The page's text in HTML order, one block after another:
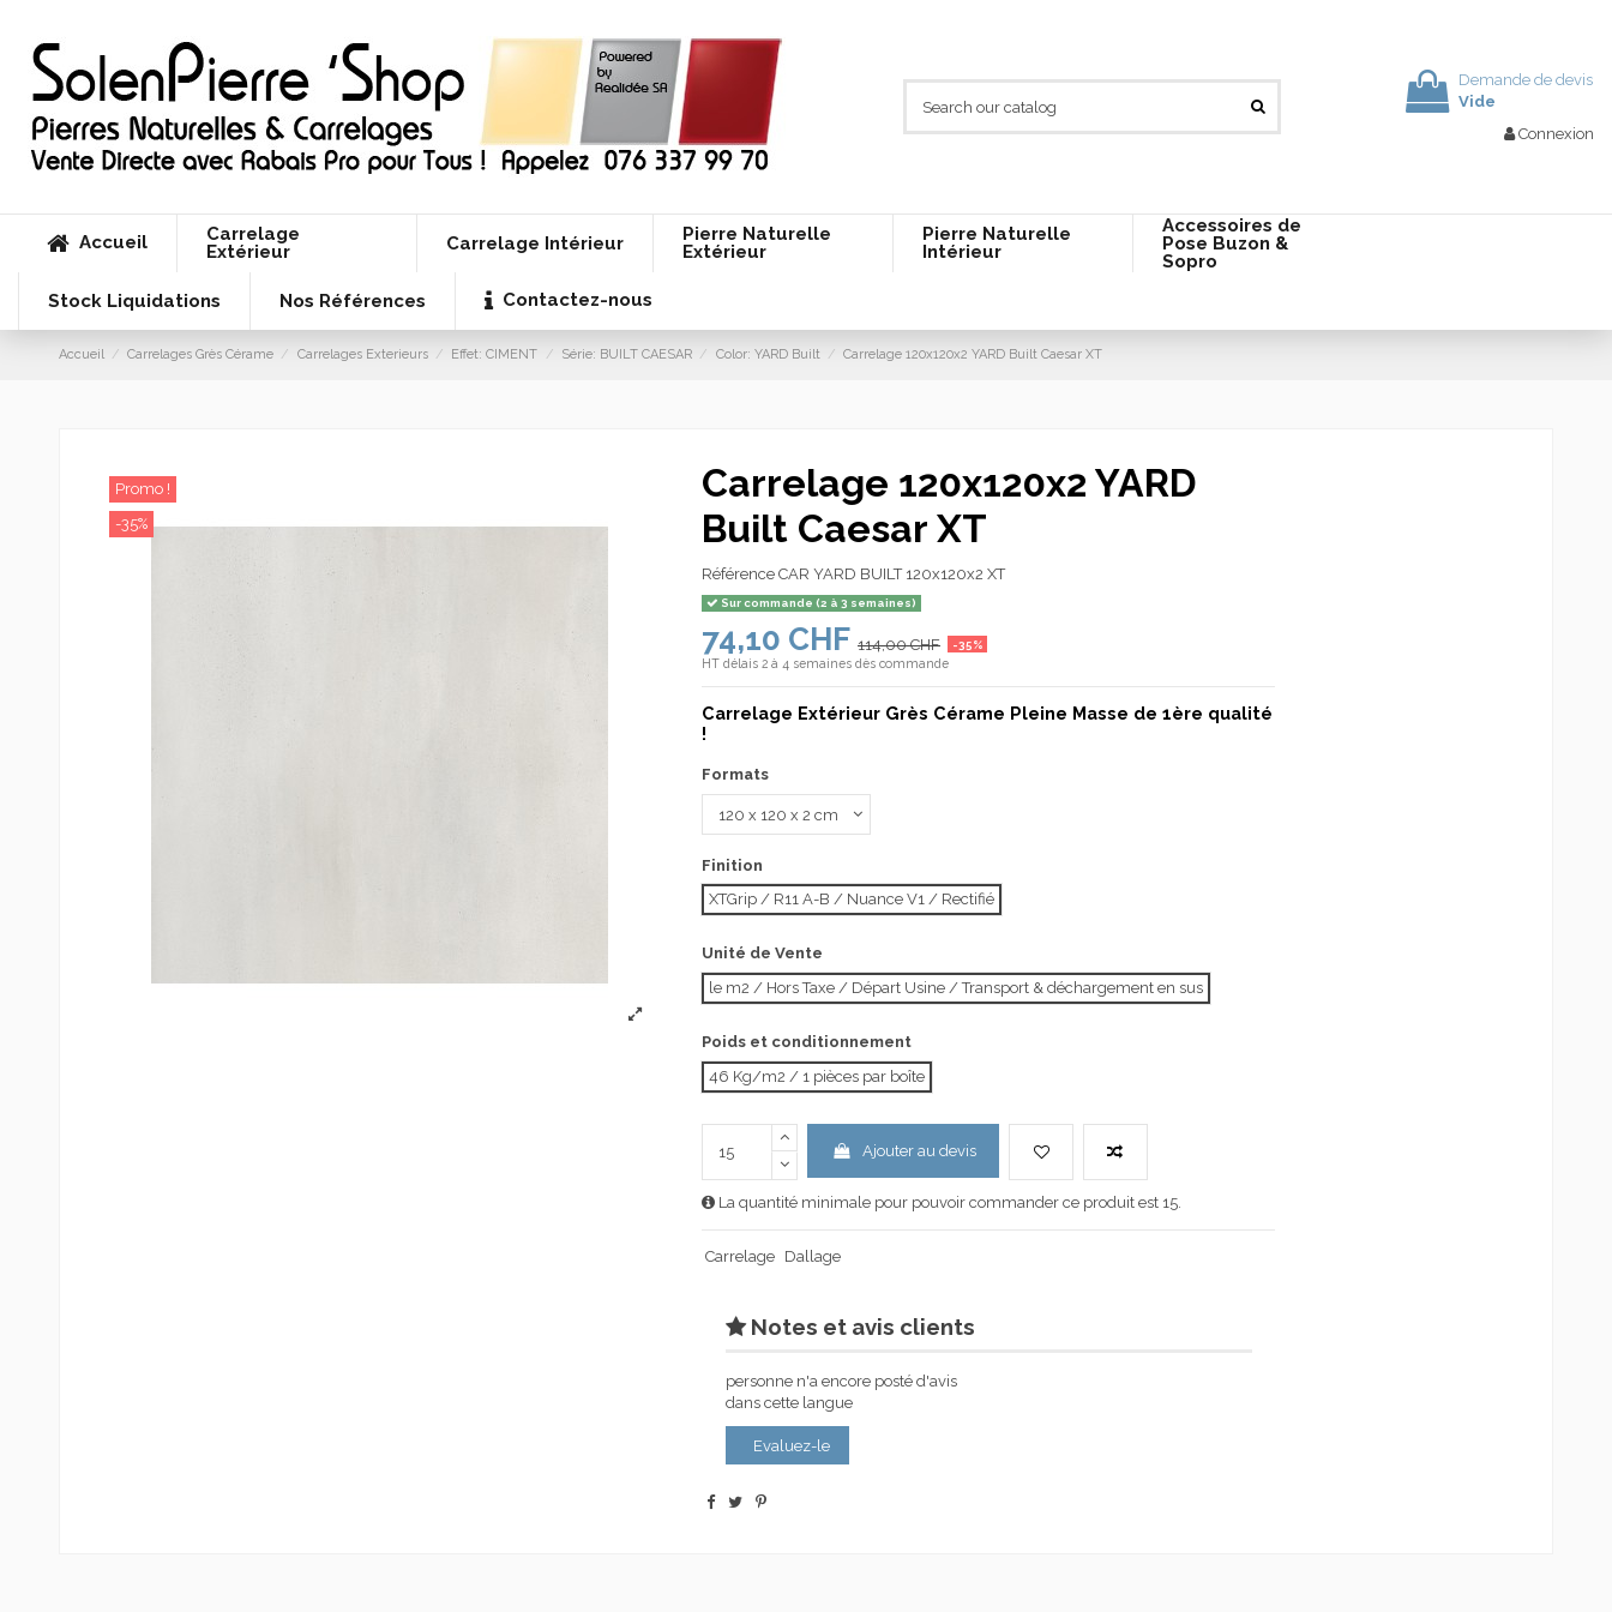
Demande de devis
Vide
Connexion
Accueil
Carrelage
Extérieur
Carrelage Intérieur
Pierre Naturelle
Extérieur
Pierre Naturelle
Intérieur
Accessoires de
Pose Buzon &
Sopro
Stock Liquidations
Nos Références Contactez-nous
Accueil Carrelages Grès Cérame Carrelages Exterieurs Effet: CIMENT Série: BUILT CAESAR Color: YARD Built Carrelage 120x120x2 YARD Built Caesar XT
Promo !
-35%
Carrelage 120x120x2 YARD
Built Caesar XT
Référence CAR YARD BUILT 120x120x2 XT
Sur commande (2 à 3 semaines)
74,10 CHF 114,00 CHF -35%
HTdélais 2 à 4 semaines dès commande
Carrelage Extérieur Grès Cérame Pleine Masse de 1ère qualité
!
Formats
Finition
XTGrip / R11 A-B / Nuance V1 / Rectifié
Unité de Vente
le m2 / Hors Taxe / Départ Usine / Transport & déchargement en sus
Poids et conditionnement
46 Kg/m2 / 1 pièces par boîte
Ajouter au devis
La quantité minimale pour pouvoir commander ce produit est 15.
Carrelage Dallage
Notes et avis clients
personne n'a encore posté d'avis
dans cette langue
Evaluez-le